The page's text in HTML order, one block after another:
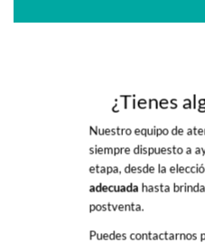
¿Tienes
Nuestro equipo de
siempre dispuesto a
etapa, desde la
adecuada hasta
postventa.
Puedes contactarnos